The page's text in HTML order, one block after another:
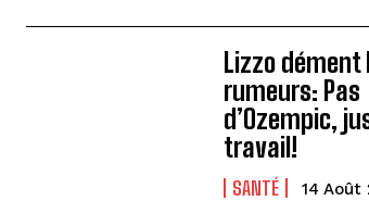
Lizzo dément
rumeurs: Pas
d’Ozempic,
travail!
SANTÉ 14 Août